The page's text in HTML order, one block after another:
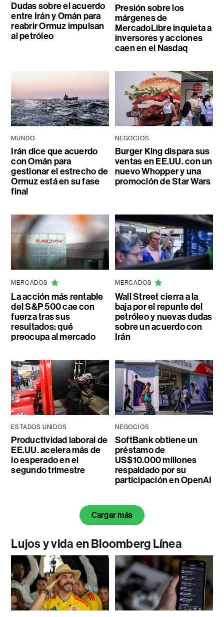
Dudas sobre el acuerdo
entre Irán y Omán para
reabrir Ormuz impulsan
al petróleo
Presión sobre los
márgenes de
MercadoLibre inquieta a
inversores y acciones
caen en el Nasdaq
MUNDO
Irán dice que acuerdo
con Omán para
gestionar el estrecho de
Ormuz está en su fase
final
NEGOCIOS
Burger King dispara sus
ventas en EE.UU. con un
nuevo Whopper y una
promoción de Star Wars
MERCADOS
La acción más rentable
del S&P 500 cae con
fuerza tras sus
resultados: qué
preocupa al mercado
MERCADOS
Wall Street cierra a la
baja por el repunte del
petróleo y nuevas dudas
sobre un acuerdo con
Irán
ESTADOS UNIDOS
Productividad laboral de
EE.UU. acelera más de
lo esperado en el
segundo trimestre
NEGOCIOS
SoftBank obtiene un
préstamo de
US$10.000 millones
respaldado por su
participación en OpenAI
Cargar más
Lujos y vida en Bloomberg Línea